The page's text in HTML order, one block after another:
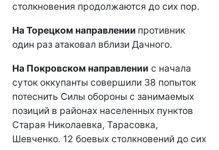
столкновения продолжаются до сих пор.
На Торецком направлении противник
один раз атаковал вблизи Дачного.
На Покровском направлении с начала
суток оккупанты совершили 38 попыток
потеснить Силы обороны с занимаемых
позиций в районах населенных пунктов
Старая Николаевка, Тарасовка,
Шевченко. 12 боевых столкновений до сих